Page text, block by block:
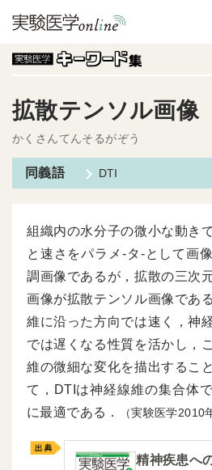
拡散テンソル画像
かくさんてんそるがぞう
DTI
組織内の水分子の微小な動き
と速さをパラメ-タ-として画
調画像であるが，拡散の三次
画像が拡散テンソル画像であ
維に沿った方向では速く，神
では遅くなる性質を活かし，
維の微細な変化を描出するこ
て，DTIは神経線維の集合体
に最適である．
（実験医学2010
精神疾患へ